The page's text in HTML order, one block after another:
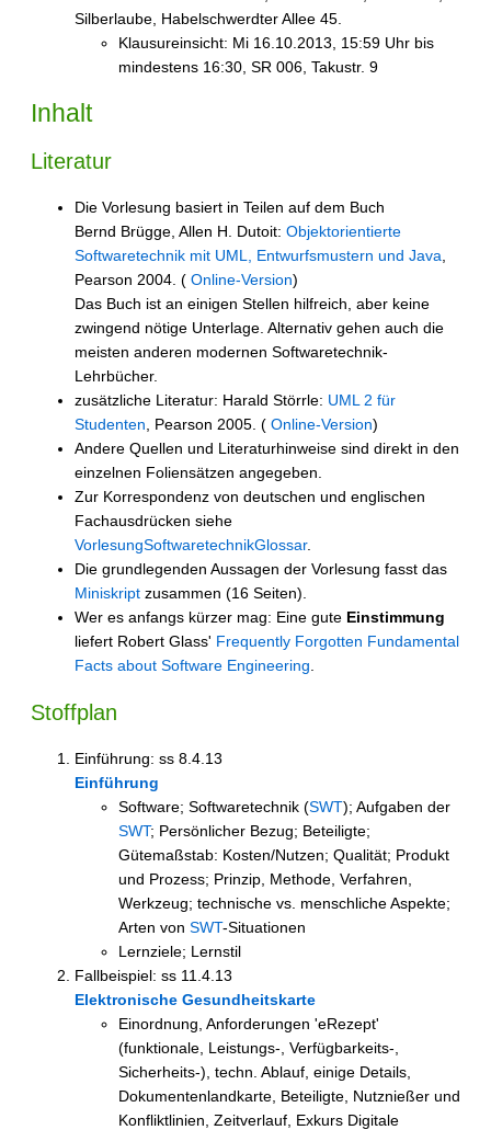
Silberlaube, Habelschwerdter Allee 45.
Klausureinsicht: Mi 16.10.2013, 15:59 Uhr bis
mindestens 16:30, SR 006, Takustr. 9
Inhalt
Literatur
Die Vorlesung basiert in Teilen auf dem Buch
Bernd Brügge, Allen H. Dutoit: Objektorientierte
Softwaretechnik mit UML, Entwurfsmustern und Java,
Pearson 2004. ( Online-Version)
Das Buch ist an einigen Stellen hilfreich, aber keine
zwingend nötige Unterlage. Alternativ gehen auch die
meisten anderen modernen Softwaretechnik-
Lehrbücher.
zusätzliche Literatur: Harald Störrle: UML 2 für
Studenten, Pearson 2005. ( Online-Version)
Andere Quellen und Literaturhinweise sind direkt in den
einzelnen Foliensätzen angegeben.
Zur Korrespondenz von deutschen und englischen
Fachausdrücken siehe
VorlesungSoftwaretechnikGlossar.
Die grundlegenden Aussagen der Vorlesung fasst das
Miniskript zusammen (16 Seiten).
Wer es anfangs kürzer mag: Eine gute Einstimmung
liefert Robert Glass' Frequently Forgotten Fundamental
Facts about Software Engineering.
Stoffplan
Einführung: ss 8.4.13
Einführung
Software; Softwaretechnik (SWT); Aufgaben der
SWT; Persönlicher Bezug; Beteiligte;
Gütemaßstab: Kosten/Nutzen; Qualität; Produkt
und Prozess; Prinzip, Methode, Verfahren,
Werkzeug; technische vs. menschliche Aspekte;
Arten von SWT-Situationen
Lernziele; Lernstil
Fallbeispiel: ss 11.4.13
Elektronische Gesundheitskarte
Einordnung, Anforderungen 'eRezept'
(funktionale, Leistungs-, Verfügbarkeits-,
Sicherheits-), techn. Ablauf, einige Details,
Dokumentenlandkarte, Beteiligte, Nutznießer und
Konfliktlinien, Zeitverlauf, Exkurs Digitale